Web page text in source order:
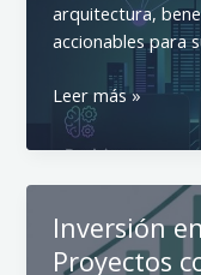
arquitectura,
accionables para
IA
Agéntica:
Autonomía
lo
que
Leer más »
Inversión
Proyectos